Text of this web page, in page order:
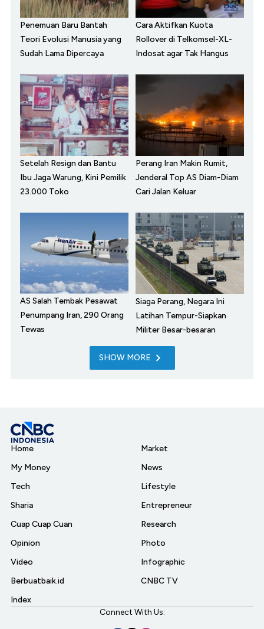
Penemuan Baru Bantah
Teori Evolusi Manusia yang
Sudah Lama Dipercaya
Cara Aktifkan Kuota
Rollover di Telkomsel-XL-
Indosat agar Tak Hangus
Setelah Resign dan Bantu
Ibu Jaga Warung, Kini Pemilik
23.000 Toko
Perang Iran Makin Rumit,
Jenderal Top AS Diam-Diam
Cari Jalan Keluar
AS Salah Tembak Pesawat
Penumpang Iran, 290 Orang
Tewas
Siaga Perang, Negara Ini
Latihan Tempur-Siapkan
Militer Besar-besaran
SHOW MORE
Home
My Money
Tech
Sharia
Cuap Cuap Cuan
Opinion
Video
Berbuatbaik.id
Index
Market
News
Lifestyle
Entrepreneur
Research
Photo
Infographic
CNBC TV
Connect With Us: